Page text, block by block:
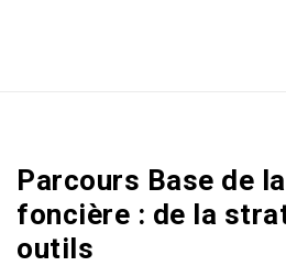
Parcours Base de
foncière : de la
outils